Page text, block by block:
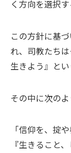
く方向を選択
この方針に基
れ、司教たち
生きよう』と
その中に次のよ
「信仰を、掟
『生きること